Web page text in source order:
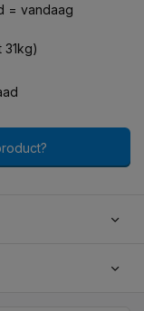
= vandaag